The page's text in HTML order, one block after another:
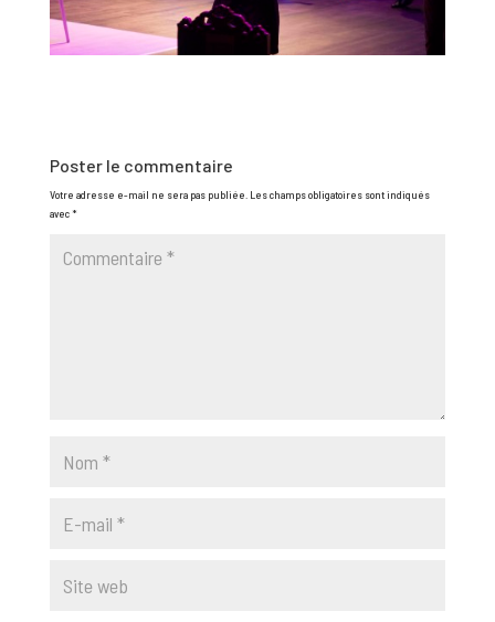
Poster le commentaire
Votre adresse e-mail ne sera pas publiée. Les champs obligatoires sont indiqués
avec*